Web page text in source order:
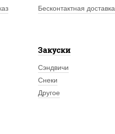
Бесконтактная доставка
Закуски
Сэндвичи
Снеки
Другое